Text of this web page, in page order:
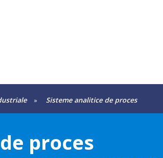
» Sisteme analitice de proces
proces